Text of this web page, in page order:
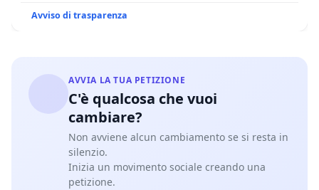
Avviso di trasparenza
AVVIA LA TUA PETIZIONE
C'è qualcosa che vuoi
cambiare?
Non avviene alcun cambiamento se si resta in
silenzio.
Inizia un movimento sociale creando una
petizione.